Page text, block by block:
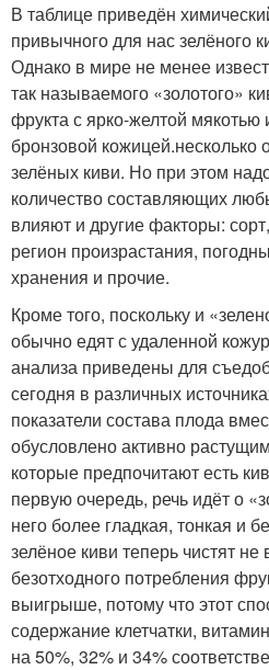
В таблице приведён
привычного для нас зелёного
Однако в мире не менее
так называемого «золотого»
фрукта с ярко-желтой мякотью
бронзовой кожицей.несколько
зелёных киви. Но при этом
количество составляющих
влияют и другие факторы:
регион произрастания,
хранения и прочие.
Кроме того, поскольку и
обычно едят с удаленной
анализа приведены для
сегодня в различных
показатели состава плода
обусловлено активно
которые предпочитают есть
первую очередь, речь идёт о
него более гладкая, тонкая и
зелёное киви теперь чистят
безотходного потребления
выигрыше, потому что этот
содержание клетчатки,
на 50%, 32% и 34%